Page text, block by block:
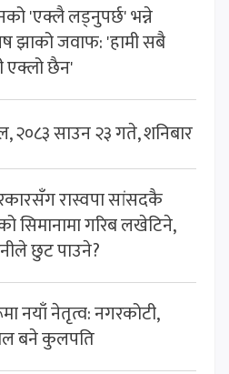
'एक्लै लड्नुपर्छ' भन्ने
झाको जवाफ: 'हामी सबै
एक्लो छैन'
साउन २३ गते, शनिबार
रास्वपा सांसदकै
सिमानामा गरिब लखेटिने,
छुट पाउने?
नयाँ नेतृत्व: नगरकोटी,
बने कुलपति